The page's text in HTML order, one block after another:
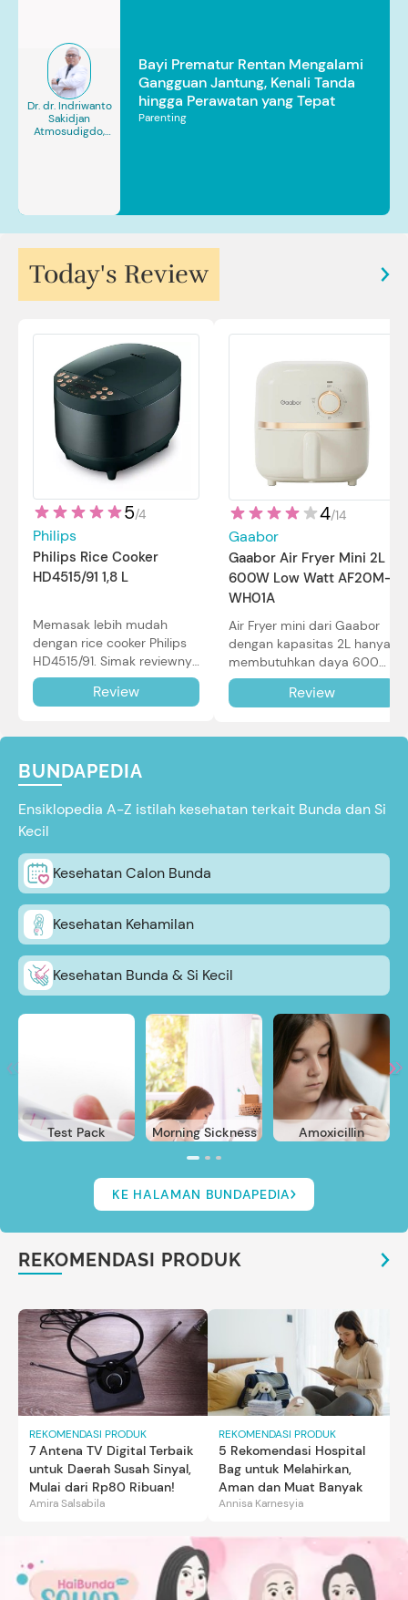
Dr. dr. Indriwanto
Sakidjan
Atmosudigdo,
Bayi Prematur Rentan Mengalami
Gangguan Jantung, Kenali Tanda
hingga Perawatan yang Tepat
Parenting
Today's Review
5/4
Philips
Philips Rice Cooker
HD4515/91 1,8 L
Memasak lebih mudah
dengan rice cooker Philips
HD4515/91. Simak reviewnya
di sini.
Review
4/14
Gaabor
Gaabor Air Fryer Mini 2L
600W Low Watt AF20M-
WH01A
Air Fryer mini dari Gaabor
dengan kapasitas 2L hanya
membutuhkan daya 600W
dalam pemakaian. Simak
review selengkapnya di sini.
Review
BUNDAPEDIA
Ensiklopedia A-Z istilah kesehatan terkait Bunda dan Si
Kecil
Kesehatan Calon Bunda
Kesehatan Kehamilan
Kesehatan Bunda & Si Kecil
Test Pack Morning Sickness Amoxicillin
KE HALAMAN BUNDAPEDIA
REKOMENDASI PRODUK
REKOMENDASI PRODUK
7 Antena TV Digital Terbaik
untuk Daerah Susah Sinyal,
Mulai dari Rp80 Ribuan!
Amira Salsabila
REKOMENDASI PRODUK
5 Rekomendasi Hospital
Bag untuk Melahirkan,
Aman dan Muat Banyak
Annisa Karnesyia